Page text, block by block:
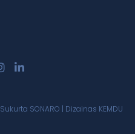
Sukurta SONARO | Dizainas KEMDU